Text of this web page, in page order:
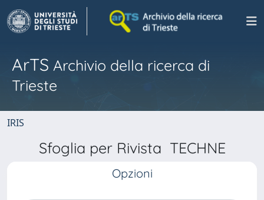
ArTS Archivio della ricerca di
Trieste
IRIS
Sfoglia per Rivista TECHNE
Opzioni